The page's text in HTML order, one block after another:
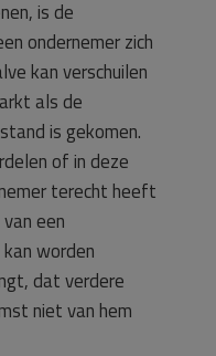
is de
ondernemer zich
kan verschuilen
als de
is gekomen.
of in deze
terecht heeft
een
worden
dat verdere
niet van hem